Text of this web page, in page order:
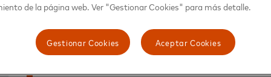
“La pandemia aceleró
estábamos observando
de la página web. Ver "Gestionar Cookies" para más detalle.
Aceptar Cookies
Gestionar Cookies